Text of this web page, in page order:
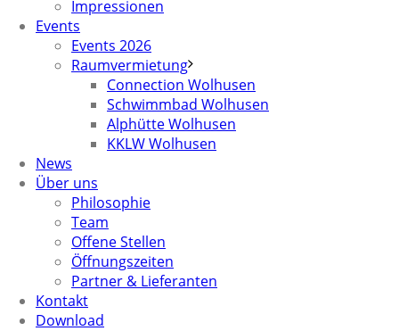
Impressionen
Events
Events 2026
Raumvermietung
Connection Wolhusen
Schwimmbad Wolhusen
Alphütte Wolhusen
KKLW Wolhusen
News
Über uns
Philosophie
Team
Offene Stellen
Öffnungszeiten
Partner & Lieferanten
Kontakt
Download